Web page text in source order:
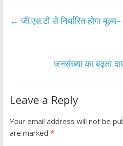
b er s
p
e
← जी.एस.टी से निर्धारित होगा
जनसंख्या का बढ़ता
Leave a Reply
Your email address will not be
are marked *